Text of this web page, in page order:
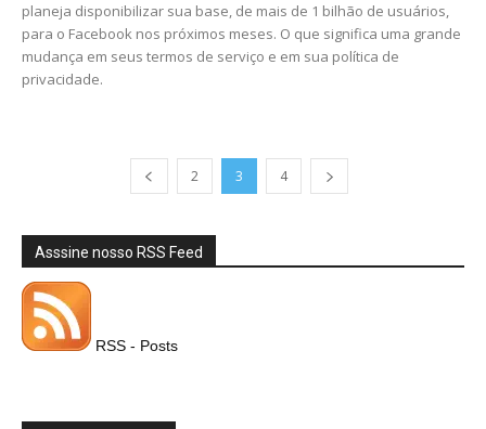
planeja disponibilizar sua base, de mais de 1 bilhão de usuários,
para o Facebook nos próximos meses. O que significa uma grande
mudança em seus termos de serviço e em sua política de
privacidade.
2 3 4
Asssine nosso RSS Feed
RSS - Posts